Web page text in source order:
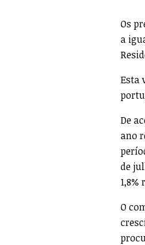
Os
a
Esta
De
ano
de
O